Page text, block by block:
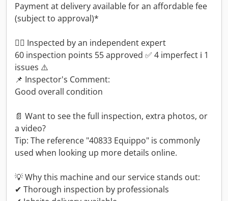
Payment at delivery available for an affordable fee
(subject to approval)*
👷‍♂️ Inspected by an independent expert
60 inspection points 55 approved ✅ 4 imperfect ℹ️ 1
issues ⚠️
📌 Inspector's Comment:
Good overall condition
📄 Want to see the full inspection, extra photos, or
a video?
Tip: The reference "40833 Equippo" is commonly
used when looking up more details online.
💡 Why this machine and our service stands out:
✔ Thorough inspection by professionals